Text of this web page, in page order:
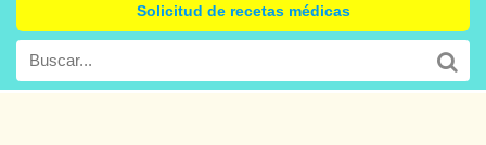
Solicitud de recetas médicas